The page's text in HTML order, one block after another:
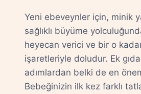
Yeni ebeveynler için, minik
sağlıklı büyüme
heyecan verici ve bir o
işaretleriyle doludur. Ek
adımlardan belki de en
Bebeğinizin ilk kez farklı